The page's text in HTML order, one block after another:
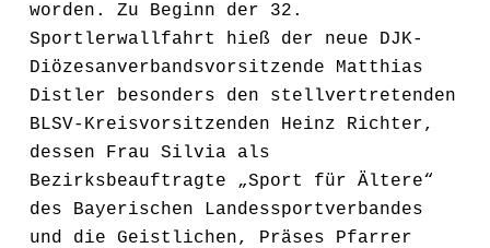
worden. Zu Beginn der 32.
Sportlerwallfahrt hieß der neue DJK-
Diözesanverbandsvorsitzende Matthias
Distler besonders den stellvertretenden
BLSV-Kreisvorsitzenden Heinz Richter,
dessen Frau Silvia als
Bezirksbeauftragte „Sport für Ältere“
des Bayerischen Landessportverbandes
und die Geistlichen, Präses Pfarrer